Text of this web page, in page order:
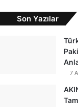
Son Yazılar
7